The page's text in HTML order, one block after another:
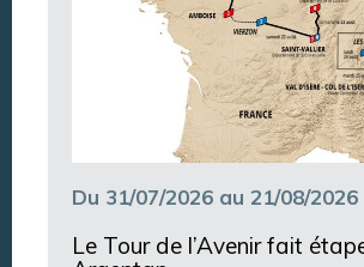
Du 31/07/2026 au 21/08/2026
Le Tour de l’Avenir fait